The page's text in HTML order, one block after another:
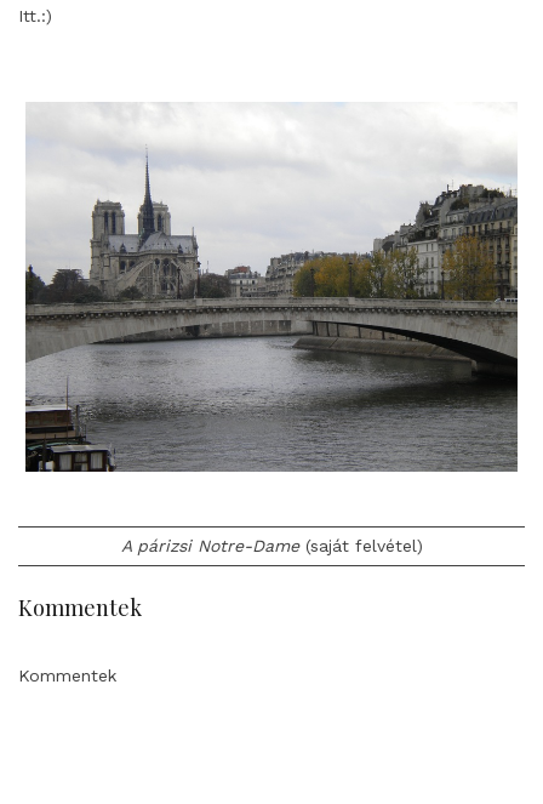
Itt.:)
A párizsi Notre-Dame(saját felvétel)
Kommentek
Kommentek